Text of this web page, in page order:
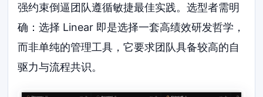
强约束倒逼团队遵循敏捷最佳实践。选型者需明
确：选择 Linear 即是选择一套高绩效研发哲学，
而非单纯的管理工具，它要求团队具备较高的自
驱力与流程共识。